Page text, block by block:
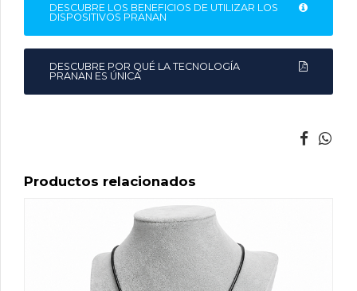
DESCUBRE LOS BENEFICIOS DE UTILIZAR LOS
DISPOSITIVOS PRANAN
DESCUBRE POR QUÉ LA TECNOLOGÍA
PRANAN ES ÚNICA
Productos relacionados